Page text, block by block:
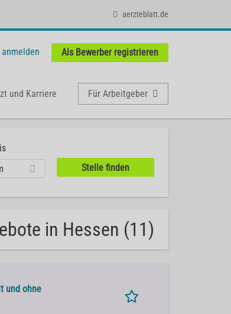
aerzteblatt.de
Als Bewerber registrieren
und Karriere Für Arbeitgeber
in Hessen (11)
und ohne